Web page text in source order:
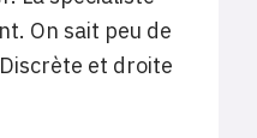
On sait peu de
et droite